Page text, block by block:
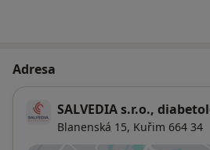
Adresa
SALVEDIA s.r.o.,
Blanenská 15, Kuřim 664 34